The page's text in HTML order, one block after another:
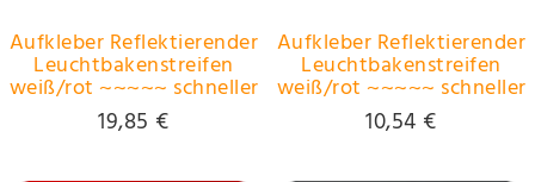
Aufkleber Reflektierender
Leuchtbakenstreifen
weiß/rot ~~~~~ schneller
Versand innerhalb 24
Stunden ~~~~~
19,85 €
Aufkleber Reflektierender
Leuchtbakenstreifen
weiß/rot ~~~~~ schneller
Versand innerhalb 24
Stunden ~~~~~
10,54 €